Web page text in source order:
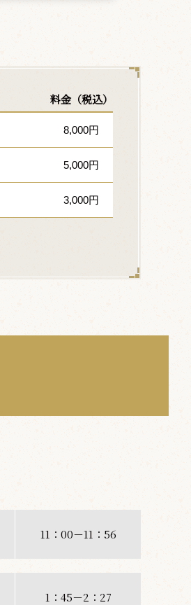
料金（税込）
8,000円
5,000円
3,000円
11：00－11：56
1：45－2：27